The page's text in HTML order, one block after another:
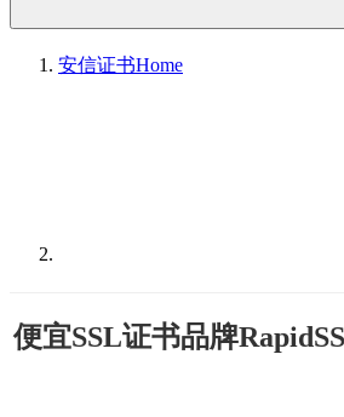
安信证书Home
便宜SSL证书品牌